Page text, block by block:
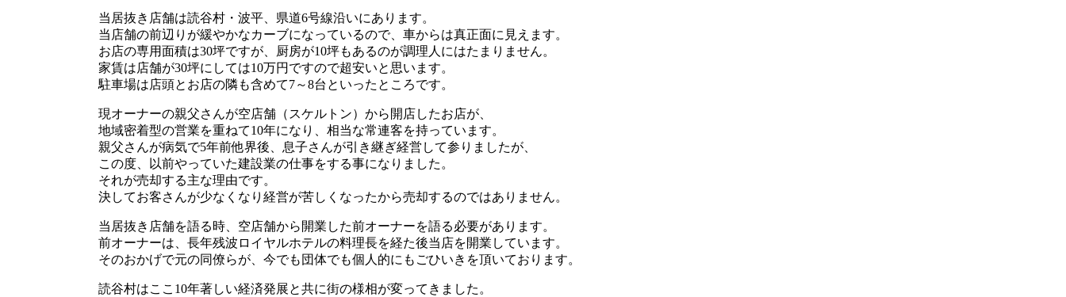
当居抜き店舗は読谷村・波平、県道6号線沿いにあります。
当店舗の前辺りが緩やかなカーブになっているので、車からは真正面に見えます。
お店の専用面積は30坪ですが、厨房が10坪もあるのが調理人にはたまりません。
家賃は店舗が30坪にしては10万円ですので超安いと思います。
駐車場は店頭とお店の隣も含めて7～8台といったところです。
現オーナーの親父さんが空店舗（スケルトン）から開店したお店が、
地域密着型の営業を重ねて10年になり、相当な常連客を持っています。
親父さんが病気で5年前他界後、息子さんが引き継ぎ経営して参りましたが、
この度、以前やっていた建設業の仕事をする事になりました。
それが売却する主な理由です。
決してお客さんが少なくなり経営が苦しくなったから売却するのではありません。
当居抜き店舗を語る時、空店舗から開業した前オーナーを語る必要があります。
前オーナーは、長年残波ロイヤルホテルの料理長を経た後当店を開業しています。
そのおかげで元の同僚らが、今でも団体でも個人的にもごひいきを頂いております。
読谷村はここ10年著しい経済発展と共に街の様相が変ってきました。